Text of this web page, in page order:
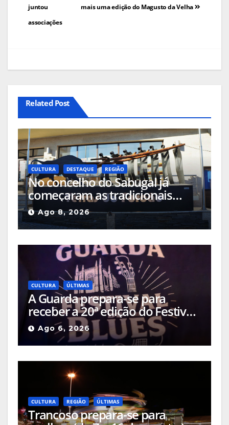
artigos
mais uma edição do Magusto da Velha
juntou
associações
Related Post
CULTURA DESTAQUE REGIÃO
No concelho do Sabugal já
começaram as tradicionais
capeias que prometem animar
o mês
Ago 8, 2026
CULTURA ÚLTIMAS
A Guarda prepara-se para
receber a 20ª edição do Festival
de Blues da Guarda, que
decorrerá entre os dias 6 e 9 de
agosto
Ago 6, 2026
CULTURA REGIÃO ÚLTIMAS
Trancoso prepara-se para